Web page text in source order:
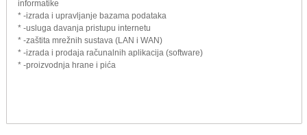
informatike
* -izrada i upravljanje bazama podataka
* -usluga davanja pristupu internetu
* -zaštita mrežnih sustava (LAN i WAN)
* -izrada i prodaja računalnih aplikacija (software)
* -proizvodnja hrane i pića